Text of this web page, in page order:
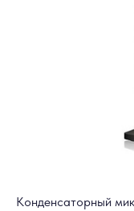
Конденсаторный